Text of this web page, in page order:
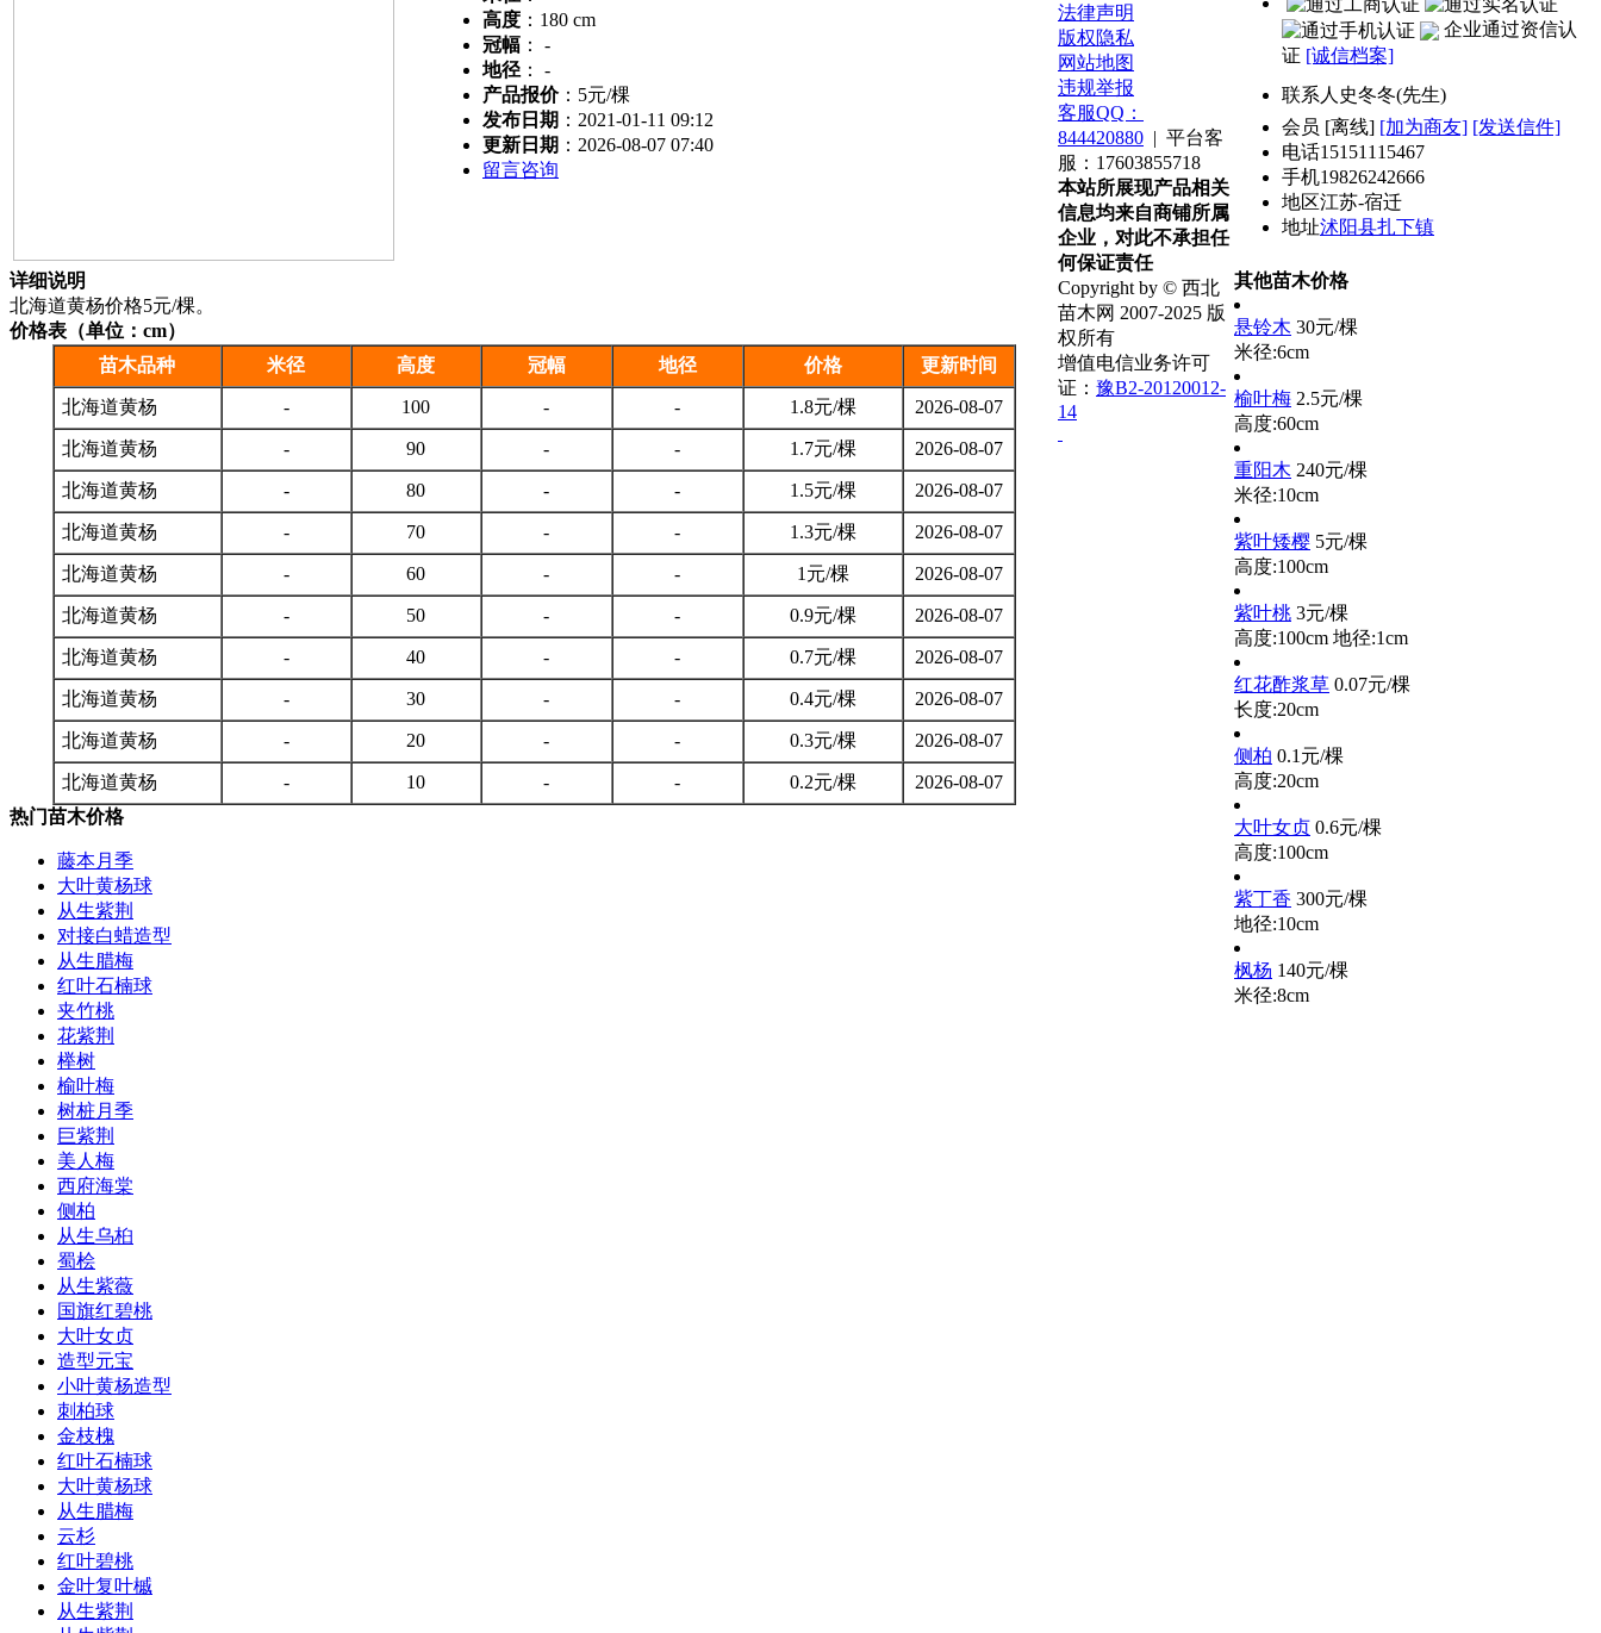
高度 ： 180 cm
冠幅 ：
-
地径 ：
-
产品报价： 5元/棵
发布日期 ：2021-01-11 09:12
更新日期 ：2026-08-07 07:40
留言咨询
企业通过资信认
证 [诚信档案]
联系人 史冬冬(先生)
会员 [离线] [加为商友] [发送信件]
电话15151115467
手机19826242666
地区江苏-宿迁
地址沭阳县扎下镇
详细说明
北海道黄杨价格5元/棵。
价格表（单位：cm）
苗木品种
米径 高度 冠幅 地径 价格 更新时间
北海道黄杨 - 100 - - 1.8元/棵 2026-08-07
北海道黄杨 - 90 - - 1.7元/棵 2026-08-07
北海道黄杨 - 80 - - 1.5元/棵 2026-08-07
北海道黄杨 - 70 - - 1.3元/棵 2026-08-07
北海道黄杨 - 60 - - 1元/棵 2026-08-07
北海道黄杨 - 50 - - 0.9元/棵 2026-08-07
北海道黄杨 - 40 - - 0.7元/棵 2026-08-07
北海道黄杨 - 30 - - 0.4元/棵 2026-08-07
北海道黄杨 - 20 - - 0.3元/棵 2026-08-07
北海道黄杨 - 10 - - 0.2元/棵
2026-08-07
热门苗木价格
藤本月季
大叶黄杨球
从生紫荆
对接白蜡造型
从生腊梅
红叶石楠球
夹竹桃
花紫荆
榉树
榆叶梅
树桩月季
巨紫荆
美人梅
西府海棠
侧柏
从生乌桕
蜀桧
从生紫薇
国旗红碧桃
大叶女贞
造型元宝
小叶黄杨造型
刺柏球
金枝槐
红叶石楠球
大叶黄杨球
从生腊梅
云杉
红叶碧桃
金叶复叶槭
从生紫荆
其他苗木价格
悬铃木 30元/棵
米径:6cm
榆叶梅 2.5元/棵
高度:60cm
重阳木 240元/棵
米径:10cm
紫叶矮樱 5元/棵
高度:100cm
紫叶桃 3元/棵
高度:100cm 地径:1cm
红花酢浆草 0.07元/棵
长度:20cm
侧柏 0.1元/棵
高度:20cm
大叶女贞 0.6元/棵
高度:100cm
紫丁香 300元/棵
地径:10cm
枫杨 140元/棵
米径:8cm
法律声明
版权隐私
网站地图
违规举报
客服QQ：
844420880 | 平台客
服：17603855718
本站所展现产品相关
信息均来自商铺所属
企业，对此不承担任
何保证责任
Copyright by © 西北
苗木网 2007-2025 版
权所有
增值电信业务许可
证： 豫B2-20120012-
14